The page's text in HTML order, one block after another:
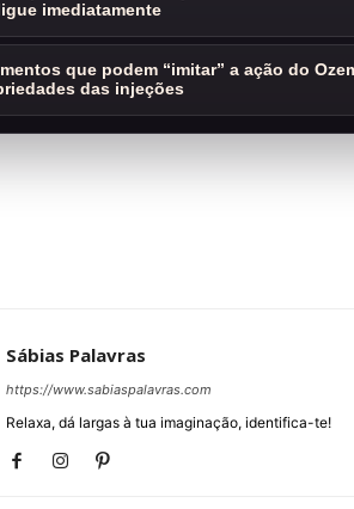
imediatamente
que podem “imitar” a ação do
das injeções
Sábias Palavras
https://www.sabiaspalavras.com
Relaxa, dá largas à tua imaginação, identifica-te!